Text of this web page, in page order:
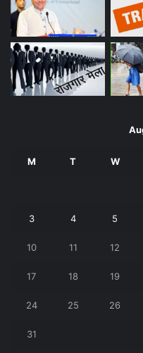
M T W
3 4 5
10 11 12
17 18 19
24 25 26
31